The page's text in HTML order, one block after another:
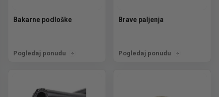
Bakarne podloške
Pogledaj ponudu
Brave paljenja
Pogledaj ponudu